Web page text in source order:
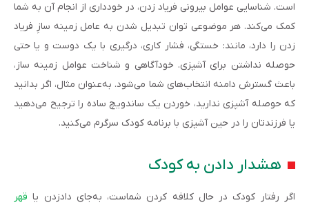
است. شناسایی عوامل بیرونی فریاد زدن، در خودداری از انجام آن به شما
کمک می‌کند. هر موضوعی توان تبدیل شدن به عامل زمینه سازِ فریاد
زدن را دارد، مانند: خستگی، فشار کاری، درگیری با یک دوست و یا حتی
حوصله نداشتن برای آشپزی. خودآگاهی و شناخت عوامل زمینه ساز،
باعث گسترش دامنه انتخاب‌های شما می‌شود. به‌عنوان مثال، اگر بدانید
که حوصله آشپزی ندارید، خوردن یک ساندویچ ساده را ترجیح می‌دهید
یا فرزندتان را در حین آشپزی با برنامه کودک سرگرم می­‌کنید.
هشدار دادن به کودک
اگر رفتار کودک در حال کلافه کردن شماست، به‌جای دادزدن یا قهر